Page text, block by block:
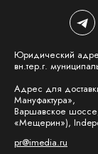
Юридический
вн.тер.г.
Адрес для
Мануфактура»,
Варшавское
«Мещерин»),
pr@imedia.ru